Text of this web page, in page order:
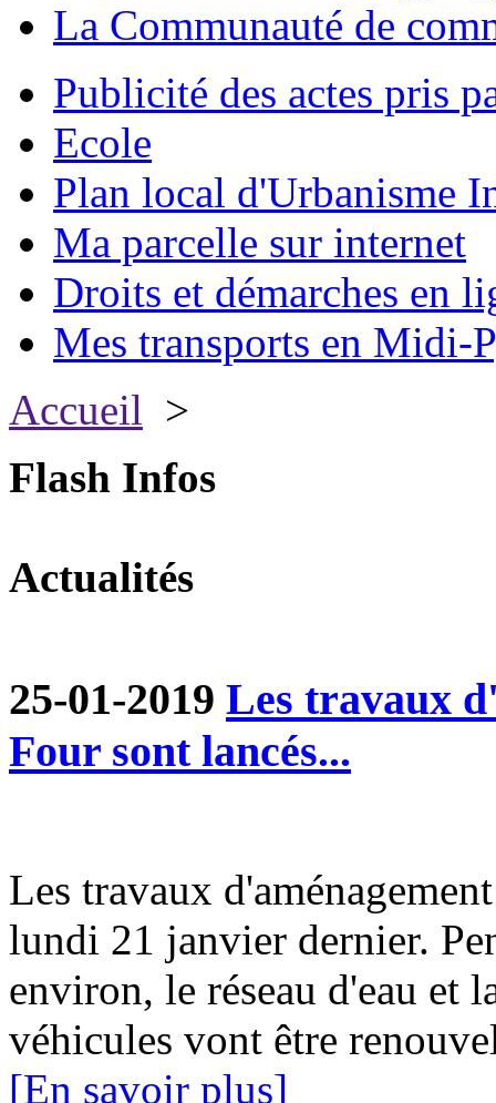
La Communauté de
Publicité des actes pris
Ecole
Plan local d'Urbanisme
Ma parcelle sur internet
Droits et démarches en
Mes transports en Midi-
Accueil >
Flash Infos
Actualités
25-01-2019 Les travaux
Four sont lancés...
Les travaux
lundi 21 janvier dernier.
environ, le réseau d'eau et
véhicules vont être
[En savoir plus]